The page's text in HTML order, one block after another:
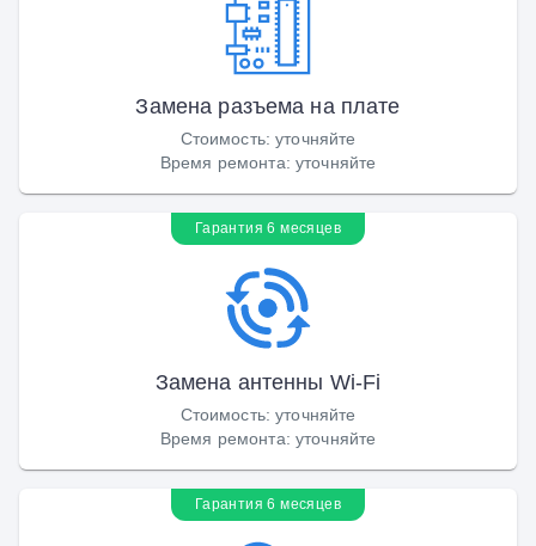
Замена разъема на плате
Стоимость:уточняйте
Время ремонта: уточняйте
Гарантия 6 месяцев
Замена антенны Wi-Fi
Стоимость:уточняйте
Время ремонта: уточняйте
Гарантия 6 месяцев